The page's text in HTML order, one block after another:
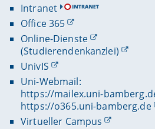
Intranet
Office 365
Online-Dienste
(Studierendenkanzlei)
UnivIS
Uni-Webmail:
https://mailex.uni-
https://o365.uni-bamberg.de
Virtueller Campus